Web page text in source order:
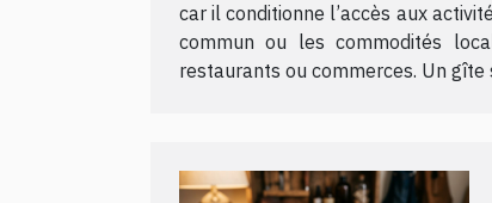
car il conditionne l’accès aux
commun ou les commodités
restaurants ou commerces. Un gîte